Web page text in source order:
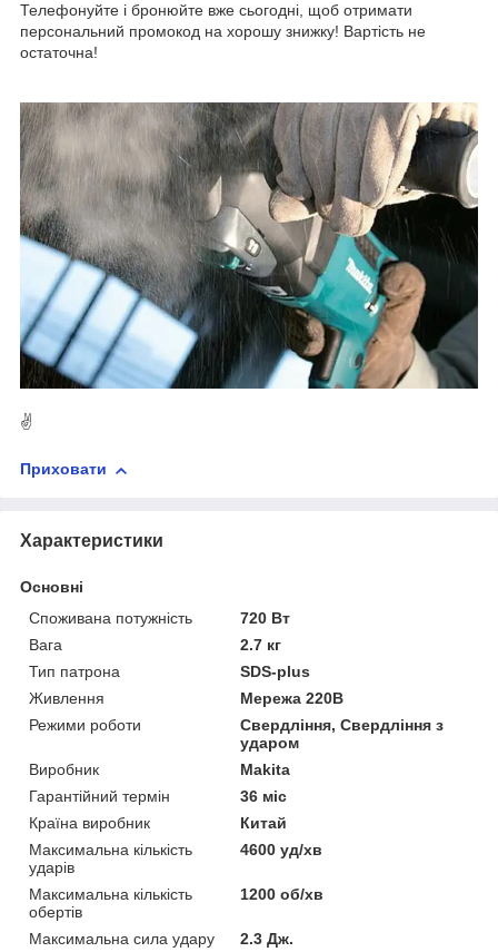
Телефонуйте і бронюйте вже сьогодні, щоб отримати
персональний промокод на хорошу знижку! Вартість не
остаточна!
✌
Приховати
Характеристики
Основні
Споживана потужність
720 Вт
Вага
2.7 кг
Тип патрона
SDS-plus
Живлення
Мережа 220В
Режими роботи
Свердління, Свердління з
ударом
Виробник
Makita
Гарантійний термін
36 міс
Країна виробник
Китай
Максимальна кількість
ударів
4600 уд/хв
Максимальна кількість
обертів
1200 об/хв
Максимальна сила удару
2.3 Дж.